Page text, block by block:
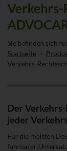
Verkehrs-
Sie befinden sich
Startseite
Verkehrs-
Der
jeder
Für die meisten
fahrbarer